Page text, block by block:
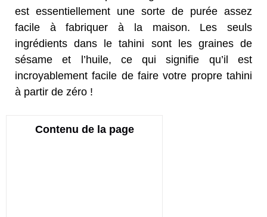
est essentiellement une sorte de purée assez
facile à fabriquer à la maison. Les seuls
ingrédients dans le tahini sont les graines de
sésame et l’huile, ce qui signifie qu’il est
incroyablement facile de faire votre propre tahini
à partir de zéro !
Contenu de la page